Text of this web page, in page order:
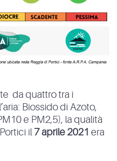
da quattro tra i
Biossido di Azoto,
e PM2,5), la qualità
il 7 aprile 2021 era